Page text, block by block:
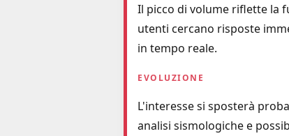
Il picco di volume riflette la
utenti cercano risposte
in tempo reale.
EVOLUZIONE
L'interesse si sposterà
analisi sismologiche e